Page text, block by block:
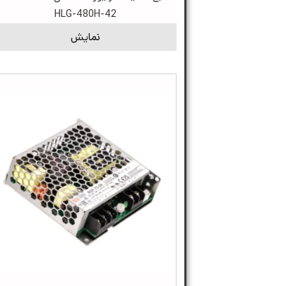
HLG-480H-42
نمایش